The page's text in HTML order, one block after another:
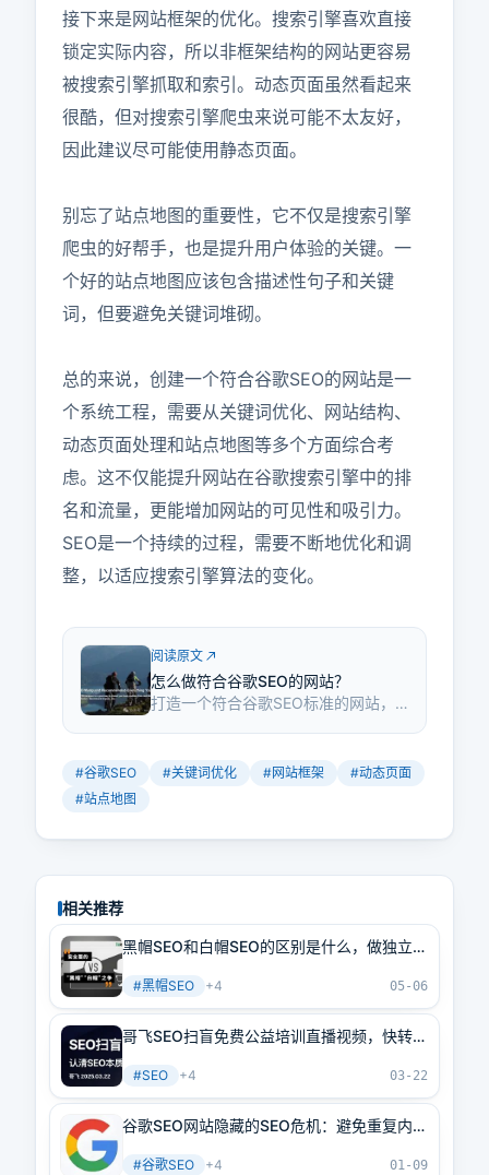
接下来是网站框架的优化。搜索引擎喜欢直接
锁定实际内容，所以非框架结构的网站更容易
被搜索引擎抓取和索引。动态页面虽然看起来
很酷，但对搜索引擎爬虫来说可能不太友好，
因此建议尽可能使用静态页面。
别忘了站点地图的重要性，它不仅是搜索引擎
爬虫的好帮手，也是提升用户体验的关键。一
个好的站点地图应该包含描述性句子和关键
词，但要避免关键词堆砌。
总的来说，创建一个符合谷歌SEO的网站是一
个系统工程，需要从关键词优化、网站结构、
动态页面处理和站点地图等多个方面综合考
虑。这不仅能提升网站在谷歌搜索引擎中的排
名和流量，更能增加网站的可见性和吸引力。
SEO是一个持续的过程，需要不断地优化和调
整，以适应搜索引擎算法的变化。
阅读原文
怎么做符合谷歌SEO的网站？
打造一个符合谷歌SEO标准的网站，
提升排名，更是增加网站的可见性和
#谷歌SEO #关键词优化 #网站框架 #动态页面
#站点地图
相关推荐
黑帽SEO和白帽SEO的区别是什么，做独立站
#黑帽SEO +4 05-06
哥飞SEO扫盲免费公益培训直播视频，快转发
#SEO +4 03-22
谷歌SEO网站隐藏的SEO危机：避免重复内容
#谷歌SEO +4 01-09